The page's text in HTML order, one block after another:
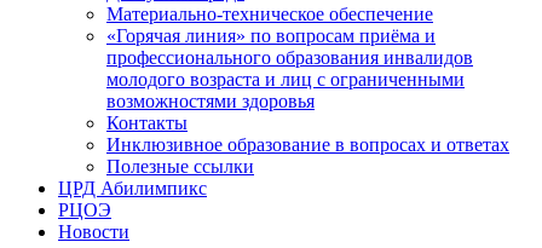
Материально-техническое обеспечение
«Горячая линия» по вопросам приёма и
профессионального образования инвалидов
молодого возраста и лиц с ограниченными
возможностями здоровья
Контакты
Инклюзивное образование в вопросах и ответах
Полезные ссылки
ЦРД Абилимпикс
РЦОЭ
Новости